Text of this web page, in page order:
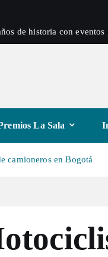
de historia con
La Sala
camioneros en Bogotá